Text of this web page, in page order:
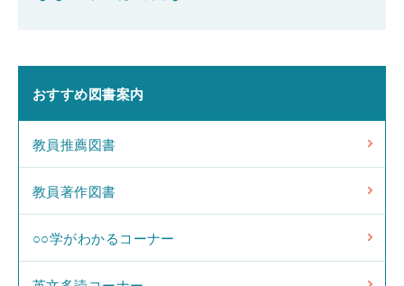
おすすめ図書案内
教員推薦図書
教員著作図書
○○学がわかるコーナー